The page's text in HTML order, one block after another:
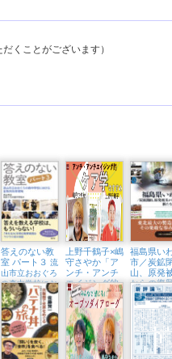
くことがございます）
答えのない教
室 パート３ 流
山市立おおぐろ
の森中学校にお
ける全教科改革
戦略
上野千鶴子×嶋
守さやか「ア
ンチ・アンチ
エイジング的
ケア学のすす
め」（東京中
延・隣町珈琲
7/12㈰）
福島県い
市／炭鉱
山、原発
からの復
新たな産
造